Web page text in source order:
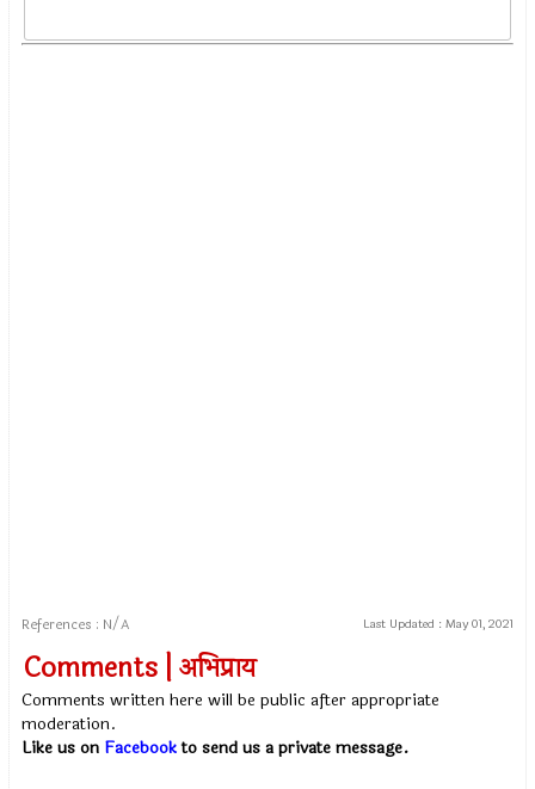
References : N/A Last Updated : May 01, 2021
Comments | अभिप्राय
Comments written here will be public after appropriate
moderation.
Like us on Facebookto send us a private message.